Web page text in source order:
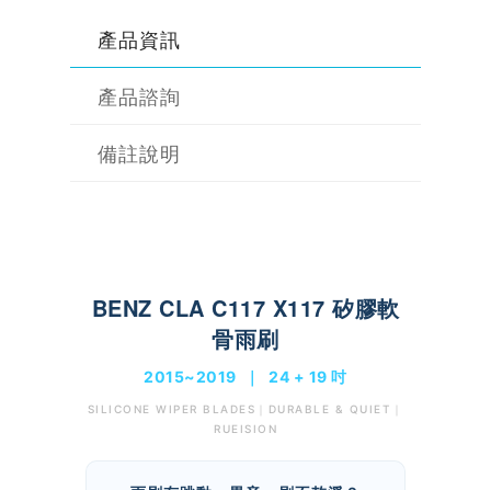
產品資訊
產品諮詢
備註說明
BENZ CLA C117 X117 矽膠軟
骨雨刷
2015~2019 ｜ 24 + 19 吋
SILICONE WIPER BLADES｜DURABLE & QUIET｜
RUEISION